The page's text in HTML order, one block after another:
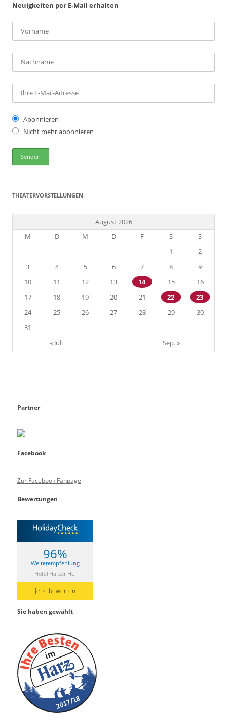
Neuigkeiten per E-Mail erhalten
Abonnieren
Nicht mehr abonnieren
THEATERVORSTELLUNGEN
August 2026
M
D M D F S
S
1
2
3
4 5 6 7 8
9
10
11 12 13 14 15
16
17
18 19 20 21 22
23
24
25 26 27 28 29
30
31
« Juli
Sep. »
Partner
Facebook
Zur Facebook Fanpage
Bewertungen
96%
Weiterempfehlung
Hotel Harzer Hof
Jetzt bewerten
Sie haben gewählt